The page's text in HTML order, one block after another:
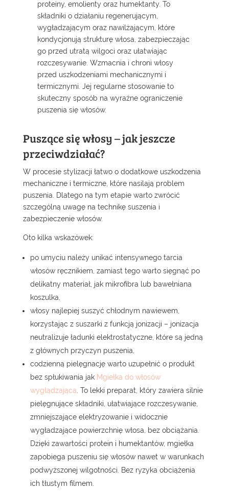
proteiny, emolienty oraz humektanty. To
składniki o działaniu regenerującym,
wygładzającym oraz nawilżającym, które
kondycjonują strukturę włosa, zabezpieczając
go przed utratą wilgoci oraz ułatwiając
rozczesywanie. Wzmacnia i chroni włosy
przed uszkodzeniami mechanicznymi i
termicznymi. Jej regularne stosowanie to
skuteczny sposób na wyraźne ograniczenie
puszenia się włosów.
Puszące się włosy – jak jeszcze
przeciwdziałać?
W procesie stylizacji łatwo o dodatkowe uszkodzenia
mechaniczne i termiczne, które nasilają problem
puszenia. Dlatego na tym etapie warto zwrócić
szczególną uwagę na technikę suszenia i
zabezpieczenie włosów.
Oto kilka wskazówek:
po umyciu należy unikać intensywnego tarcia
włosów ręcznikiem, zamiast tego warto sięgnąć po
delikatny materiał, jak mikrofibra lub bawełniana
koszulka,
włosy najlepiej suszyć chłodnym nawiewem,
korzystając z suszarki z funkcją jonizacji – jonizacja
neutralizuje ładunki elektrostatyczne, które są jedną
z głównych przyczyn puszenia,
codzienną pielęgnację warto uzupełnić o produkt
bez spłukiwania jak Mgiełka do włosów
wygłądzająca . To lekki preparat, który zawiera silnie
pielęgnujące składniki, ułatwiające rozczesywanie,
zmniejszające elektryzowanie i widocznie
wygładzające powierzchnię włosa, bez obciążania.
Dzięki zawartości protein i humektantów, mgiełka
zapobiega puszeniu się włosów nawet w warunkach
podwyższonej wilgotności. Bez ryzyka obciążenia
ich tłustym filmem.